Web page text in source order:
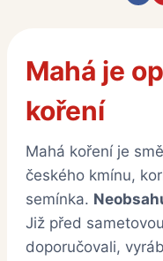
Mahá je
koření
Mahá koření je
českého kmínu,
semínka.
Již před
doporučovali,